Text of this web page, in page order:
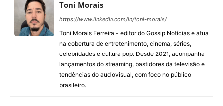
Toni Morais
https://www.linkedin.com/in/toni-morais/
Toni Morais Ferreira - editor do Gossip Notícias e atua
na cobertura de entretenimento, cinema, séries,
celebridades e cultura pop. Desde 2021, acompanha
lançamentos do streaming, bastidores da televisão e
tendências do audiovisual, com foco no público
brasileiro.